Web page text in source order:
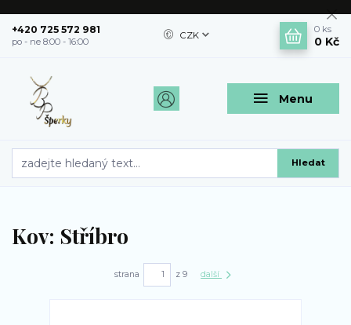
Menu
CZK
Hledat
+420 725 572 981
po - ne 8:00 - 16:00
0 ks
0 Kč
Kov: Stříbro
strana z 9 další